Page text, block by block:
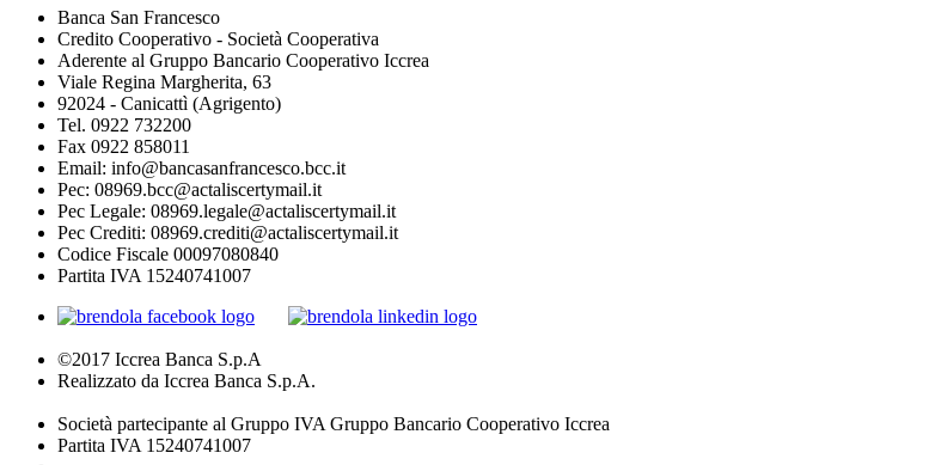
Banca San Francesco
Credito Cooperativo - Società Cooperativa
Aderente al Gruppo Bancario Cooperativo Iccrea
Viale Regina Margherita, 63
92024 - Canicattì (Agrigento)
Tel. 0922 732200
Fax 0922 858011
Email: info@bancasanfrancesco.bcc.it
Pec: 08969.bcc@actaliscertymail.it
Pec Legale: 08969.legale@actaliscertymail.it
Pec Crediti: 08969.crediti@actaliscertymail.it
Codice Fiscale 00097080840
Partita IVA 15240741007
©2017 Iccrea Banca S.p.A
Realizzato da Iccrea Banca S.p.A.
Società partecipante al Gruppo IVA Gruppo Bancario Cooperativo Iccrea
Partita IVA 15240741007